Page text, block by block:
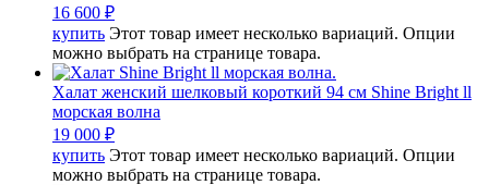
16 600 ₽
купить Этот товар имеет несколько вариаций. Опции
можно выбрать на странице товара.
Халат женский шелковый короткий 94 см Shine Bright ll
морская волна
19 000 ₽
купить Этот товар имеет несколько вариаций. Опции
можно выбрать на странице товара.